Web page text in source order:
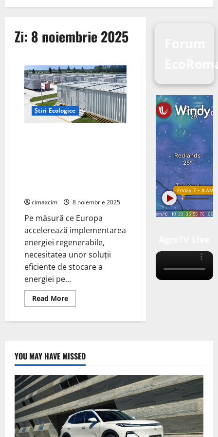
Zi: 8 noiembrie 2025
Știri Ecologice
cimaxcim 8 noiembrie 2025
Pe măsură ce Europa
accelerează implementarea
energiei regenerabile,
necesitatea unor soluții
eficiente de stocare a
energiei pe...
Read MoreRead
more
Electric
a
Europei:
soluții
avansate
de
stocare
de
lungă
durată
pentru
un
sistem
energetic
YOU MAY HAVE MISSED